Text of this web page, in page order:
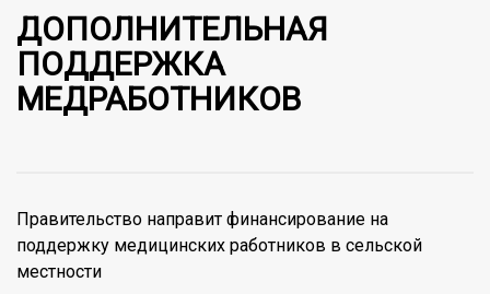
ДОПОЛНИТЕЛЬНАЯ
ПОДДЕРЖКА
МЕДРАБОТНИКОВ
Правительство направит финансирование на
поддержку медицинских работников в сельской
местности